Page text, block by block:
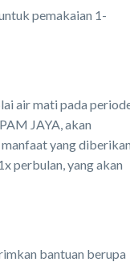
pemakaian 1-
air mati pada
JAYA, akan
yang diberikan
perbulan, yang akan
bantuan berupa